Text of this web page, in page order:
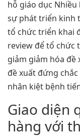
hỗ giáo dục
sự phát triển kinh
tổ chức triển khai
review để tổ chức
giảm giảm hóa đề
đề xuất đứng
nhân kiệt bệnh
Giao diện
hàng với